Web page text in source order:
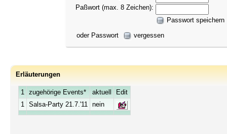
Paßwort (max. 8 Zeichen):
Passwort speichern
oder Passwort
vergessen
Erläuterungen
1 zugehörige Events* aktuell
Edit
1 Salsa-Party 21.7.'11 nein